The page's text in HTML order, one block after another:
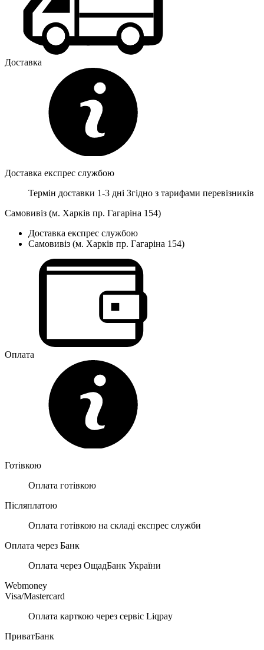
Доставка
Доставка експрес службою
Термін доставки 1-3 дні Згідно з тарифами перевізників
Самовивіз (м. Харків пр. Гагаріна 154)
Доставка експрес службою
Самовивіз (м. Харків пр. Гагаріна 154)
Оплата
Готівкою
Оплата готівкою
Післяплатою
Оплата готівкою на складі експрес служби
Оплата через Банк
Оплата через ОщадБанк України
Webmoney
Visa/Mastercard
Оплата карткою через сервіс Liqpay
ПриватБанк